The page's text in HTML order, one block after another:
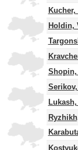
Kucher,
Holdin,